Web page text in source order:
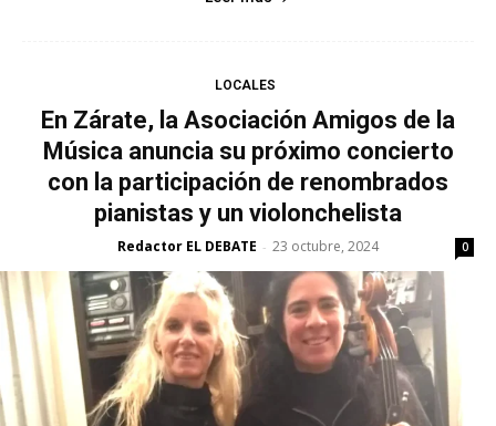
LOCALES
En Zárate, la Asociación Amigos de la
Música anuncia su próximo concierto
con la participación de renombrados
pianistas y un violonchelista
Redactor EL DEBATE - 23 octubre, 2024 0